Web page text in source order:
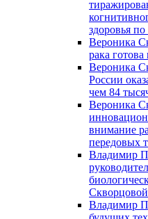
здоровья по
Вероника
рака
Вероника
России
чем 84
Вероника
внимание
передовых
Владимир
Владимир